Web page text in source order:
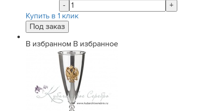
-
+
Купить в 1 клик
В избранном В избранное